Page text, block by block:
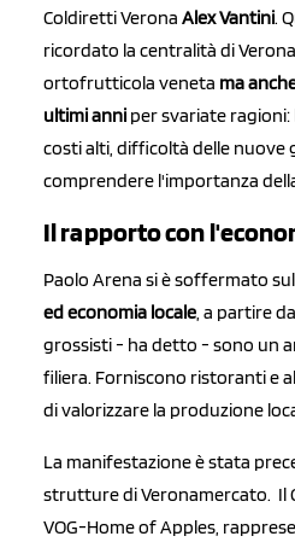
Coldiretti Verona Alex Vantini.
ricordato la centralità di
ortofrutticola veneta ma
ultimi anni per svariate
costi alti, difficoltà delle nuove
comprendere l'importanza
Il rapporto con
Paolo Arena si è soffermato
ed economia locale, a partire
grossisti - ha detto - sono un
filiera. Forniscono ristoranti e
di valorizzare la produzione
La manifestazione è stata
strutture di Veronamercato. Il
VOG-Home of Apples,